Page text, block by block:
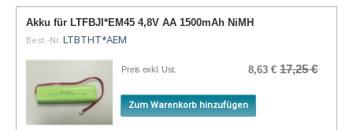
Akku für LTFBJI*EM45 4,8V AA 1500mAh NiMH
Best.-Nr. LTBTHT*AEM
Preis exkl. Ust. 8,63 € 17,25 €
Zum Warenkorb hinzufügen